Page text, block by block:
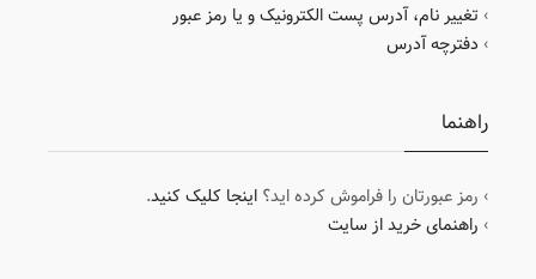
› تغییر نام، آدرس پست الکترونیک و یا رمز عبور
› دفترچه آدرس
راهنما
› رمز عبورتان را فراموش کرده اید؟ اینجا کلیک کنید.
› راهنمای خرید از سایت